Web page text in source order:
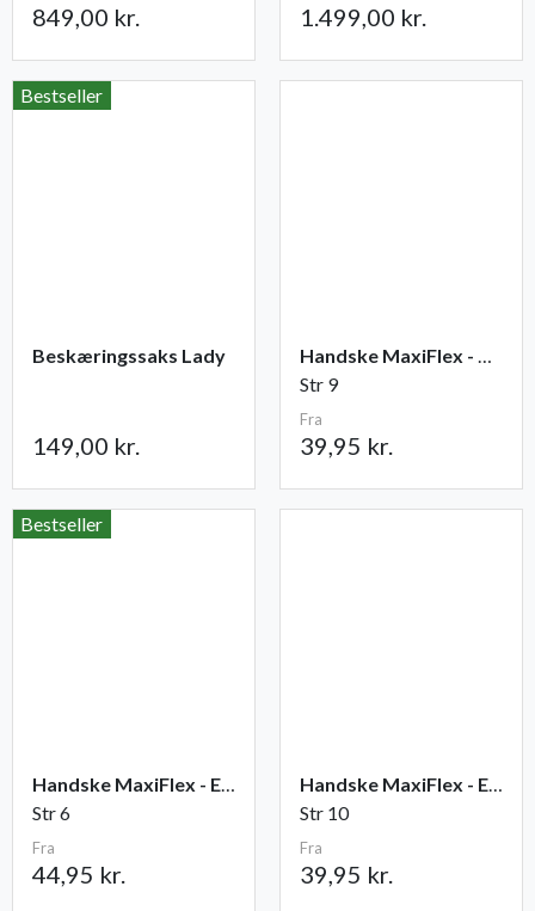
849,00 kr. 1.499,00 kr.
Bestseller
Beskæringssaks Lady
149,00 kr.
Str 9
Fra
39,95 kr.
Bestseller
Str 6
Fra
44,95 kr.
Str 10
Fra
39,95 kr.